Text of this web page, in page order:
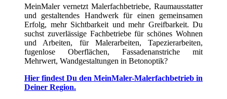
MeinMaler vernetzt Malerfachbetriebe, Raumausstatter
und gestaltendes Handwerk für einen gemeinsamen
Erfolg, mehr Sichtbarkeit und mehr Greifbarkeit. Du
suchst zuverlässige Fachbetriebe für schönes Wohnen
und Arbeiten, für Malerarbeiten, Tapezierarbeiten,
fugenlose Oberflächen, Fassadenanstriche mit
Mehrwert, Wandgestaltungen in Betonoptik?
Hier findest Du den MeinMaler-Malerfachbetrieb in
Deiner Region.